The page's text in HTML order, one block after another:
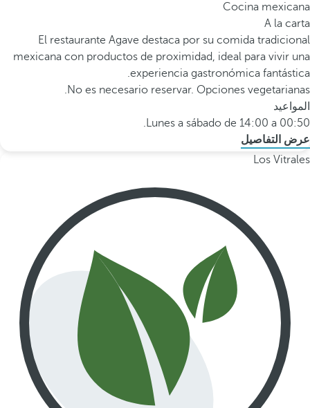
Cocina mexicana
A la carta
El restaurante Agave destaca por su comida tradicional
mexicana con productos de proximidad, ideal para vivir una
experiencia gastronómica fantástica.
No es necesario reservar. Opciones vegetarianas.
المواعيد
Lunes a sábado de 14:00 a 00:50.
عرض التفاصيل
Los Vitrales